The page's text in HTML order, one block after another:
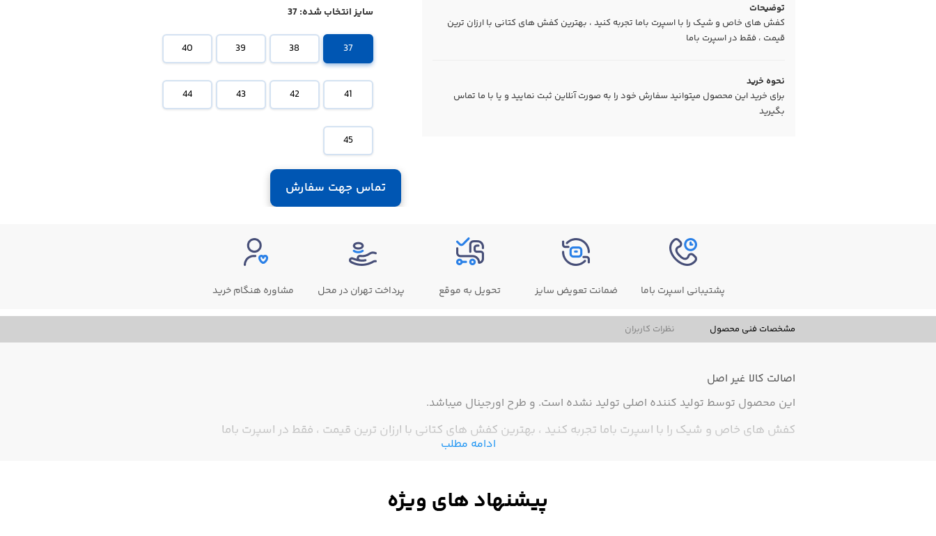
توضیحات
کفش های خاص و شیک را با اسپرت باما تجربه کنید ، بهترین کفش های کتانی با ارزان ترین
قیمت ، فقط در اسپرت باما
نحوه خرید
برای خرید این محصول میتوانید سفارش خود را به صورت آنلاین ثبت نمایید و یا با ما تماس
بگیرید
سایز انتخاب شده:37
37
38
39
40
41
42
43
44
45
تماس جهت سفارش
پشتیبانی اسپرت باما ضمانت تعویض سایز تحویل به موقع پرداخت تهران در محل مشاوره هنگام خرید
مشخصات فنی محصول نظرات کاربران
اصالت کالا غیر اصل
این محصول توسط تولید کننده اصلی تولید نشده است. و طرح اورجینال میباشد.
کفش های خاص و شیک را با اسپرت باما تجربه کنید ، بهترین کفش های کتانی با ارزان ترین قیمت ، فقط در اسپرت باما
ادامه مطلب